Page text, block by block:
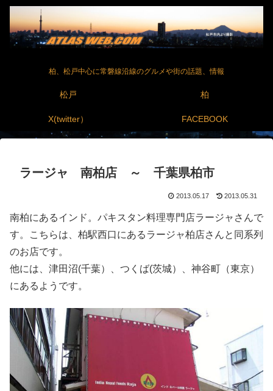
柏、松戸中心に常磐線沿線のグルメや街の話題、情報
松戸 柏
X(twitter） FACEBOOK
ラージャ 南柏店 ～ 千葉県柏市
2013.05.17 2013.05.31
南柏にあるインド。パキスタン料理専門店ラージャさんで
す。こちらは、柏駅西口にあるラージャ柏店さんと同系列
のお店です。
他には、津田沼(千葉）、つくば(茨城）、神谷町（東京）
にあるようです。